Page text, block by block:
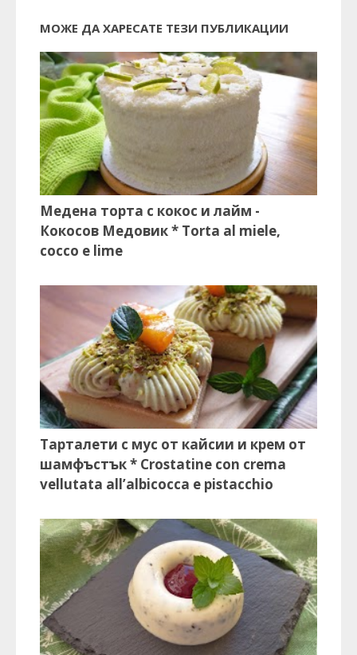
МОЖЕ ДА ХАРЕСАТЕ ТЕЗИ ПУБЛИКАЦИИ
Медена торта с кокос и лайм -
Кокосов Медовик * Torta al miele,
cocco e lime
Тарталети с мус от кайсии и крем от
шамфъстък * Crostatine con crema
vellutata all’albicocca e pistacchio